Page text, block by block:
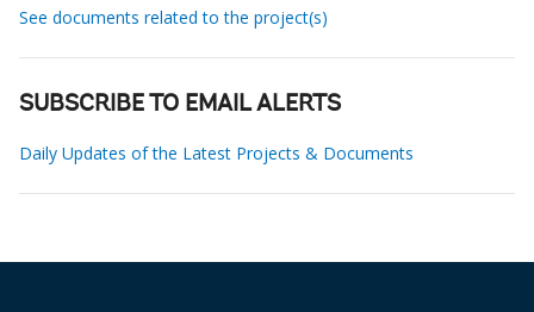
See documents related to the project(s)
SUBSCRIBE TO EMAIL ALERTS
Daily Updates of the Latest Projects & Documents